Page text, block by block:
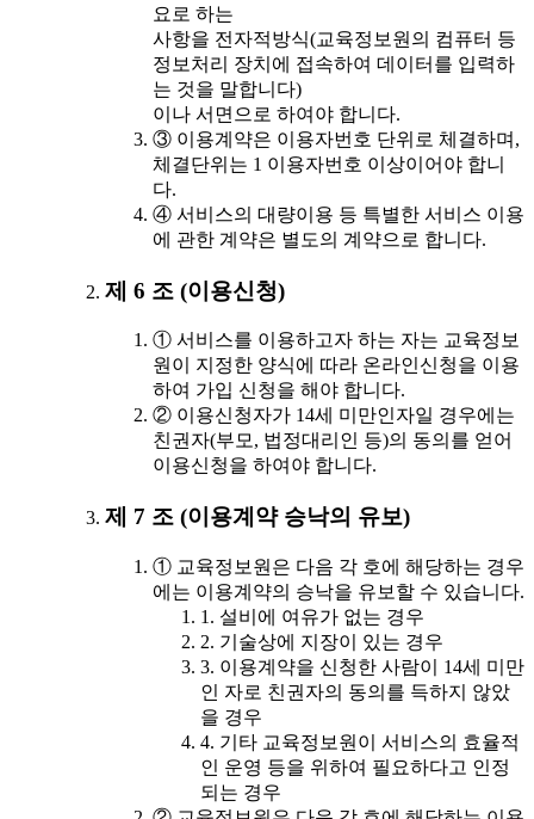
요로 하는
사항을 전자적방식(교육정보원의 컴퓨터 등
정보처리 장치에 접속하여 데이터를 입력하
는 것을 말합니다)
이나 서면으로 하여야 합니다.
③ 이용계약은 이용자번호 단위로 체결하며,
체결단위는 1 이용자번호 이상이어야 합니
다.
④ 서비스의 대량이용 등 특별한 서비스 이용
에 관한 계약은 별도의 계약으로 합니다.
제 6 조 (이용신청)
① 서비스를 이용하고자 하는 자는 교육정보
원이 지정한 양식에 따라 온라인신청을 이용
하여 가입 신청을 해야 합니다.
② 이용신청자가 14세 미만인자일 경우에는
친권자(부모, 법정대리인 등)의 동의를 얻어
이용신청을 하여야 합니다.
제 7 조 (이용계약 승낙의 유보)
① 교육정보원은 다음 각 호에 해당하는 경우
에는 이용계약의 승낙을 유보할 수 있습니다.
1. 설비에 여유가 없는 경우
2. 기술상에 지장이 있는 경우
3. 이용계약을 신청한 사람이 14세 미만
인 자로 친권자의 동의를 득하지 않았
을 경우
4. 기타 교육정보원이 서비스의 효율적
인 운영 등을 위하여 필요하다고 인정
되는 경우